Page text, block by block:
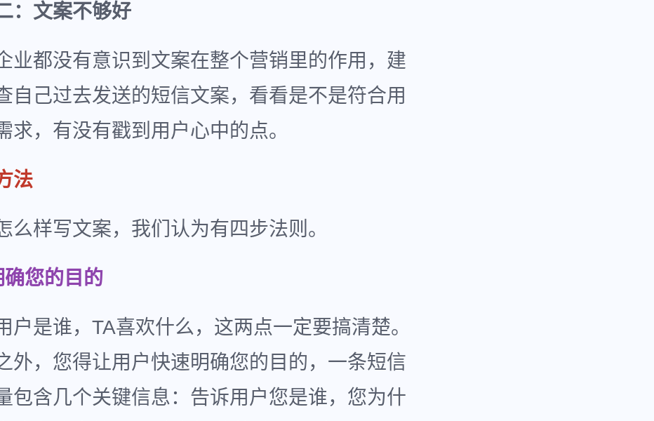
：文案不够好
业都没有意识到文案在整个营销里的作用，建
自己过去发送的短信文案，看看是不是符合用
求，有没有戳到用户心中的点。
法
么样写文案，我们认为有四步法则。
确您的目的
户是谁，TA喜欢什么，这两点一定要搞清楚。
外，您得让用户快速明确您的目的，一条短信
包含几个关键信息：告诉用户您是谁，您为什